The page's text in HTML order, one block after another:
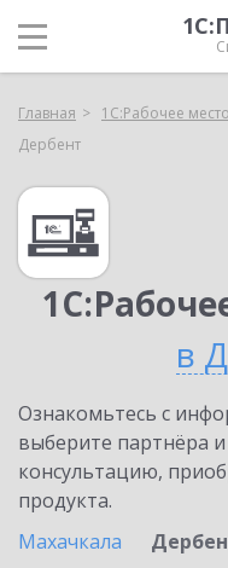
Главная 1С:Рабочее
Дербент
в
Ознакомьтесь с
выберите партнёра
консультацию,
продукта.
Махачкала